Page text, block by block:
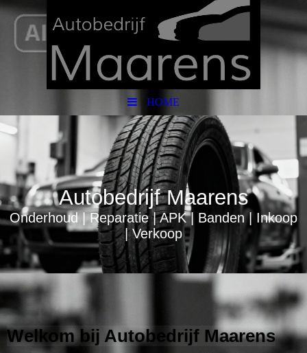
HOME
Autobedrijf Maarens
Onderhoud | Reparatie | APK | Banden | Inkoop
| Verkoop
Welkom bij Autobedrijf Maarens